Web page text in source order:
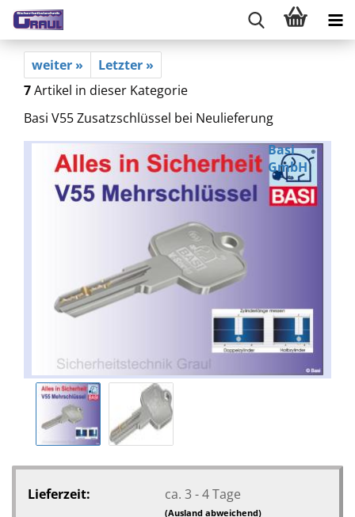
weiter »
Letzter »
7Artikel in dieser Kategorie
Basi V55 Zusatzschlüssel bei Neulieferung
Basi
GmbH
Lieferzeit: ca. 3 - 4 Tage
(Ausland abweichend)